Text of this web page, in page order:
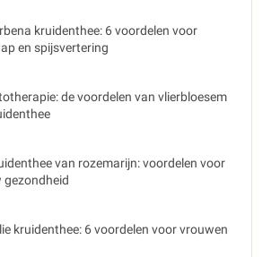
kruidenthee: 6 voordelen voor
en spijsvertering
de voordelen van vlierbloesem
van rozemarijn: voordelen voor
gezondheid
kruidenthee: 6 voordelen voor vrouwen